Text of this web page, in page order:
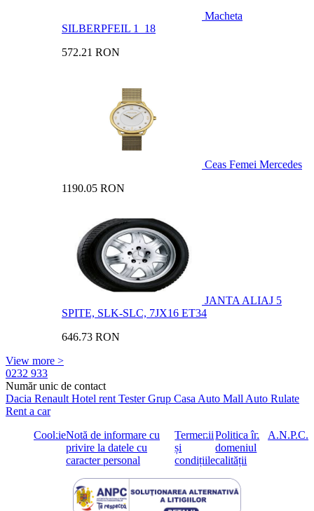
Macheta
SILBERPFEIL 1_18
572.21 RON
Ceas Femei Mercedes
1190.05 RON
JANTA ALIAJ 5
SPITE, SLK-SLC, 7JX16 ET34
646.73 RON
View more >
0232 933
Număr unic de contact
Dacia Renault Hotel rent Tester Grup Casa Auto Mall Auto Rulate
Rent a car
CookieNotă de informare cu
privire la datele cu
caracter personal
Termenii
și
condițiile
Politica în
domeniul
calității
A.N.P.C.